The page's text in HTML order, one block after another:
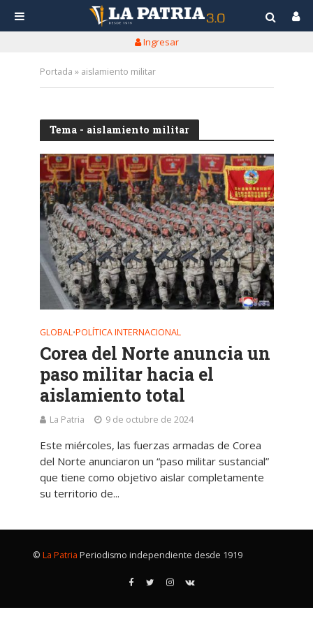
Ingresar
Portada » aislamiento militar
Tema - aislamiento militar
GLOBAL•POLÍTICA INTERNACIONAL
Corea del Norte anuncia un
paso militar hacia el
aislamiento total
La Patria 9 de octubre de 2024
Este miércoles, las fuerzas armadas de Corea
del Norte anunciaron un “paso militar sustancial”
que tiene como objetivo aislar completamente
su territorio de...
© La Patria Periodismo independiente desde 1919